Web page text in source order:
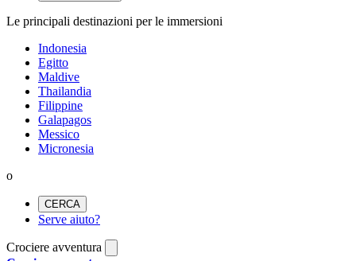
Le principali destinazioni per le immersioni
Indonesia
Egitto
Maldive
Thailandia
Filippine
Galapagos
Messico
Micronesia
o
CERCA
Serve aiuto?
Crociere avventura